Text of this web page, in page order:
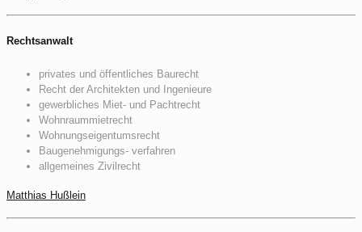
Rechtsanwalt
privates und öffentliches Baurecht
Recht der Architekten und Ingenieure
gewerbliches Miet- und Pachtrecht
Wohnraummietrecht
Wohnungseigentumsrecht
Baugenehmigungs- verfahren
allgemeines Zivilrecht
Matthias Hußlein